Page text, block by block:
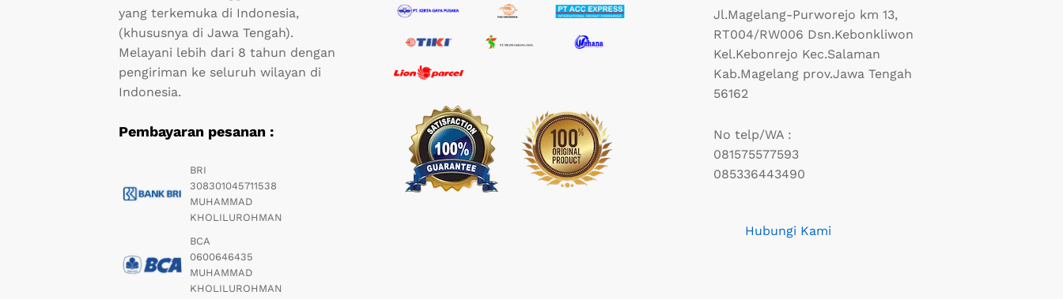
yang terkemuka di Indonesia,
(khususnya di Jawa Tengah).
Melayani lebih dari 8 tahun dengan
pengiriman ke seluruh wilayan di
Indonesia.
Pembayaran pesanan :
BRI
308301045711538
MUHAMMAD
KHOLILUROHMAN
BCA
0600646435
MUHAMMAD
KHOLILUROHMAN
Jl.Magelang-Purworejo km 13,
RT004/RW006 Dsn.Kebonkliwon
Kel.Kebonrejo Kec.Salaman
Kab.Magelang prov.Jawa Tengah
56162
No telp/WA :
081575577593
085336443490
Hubungi Kami